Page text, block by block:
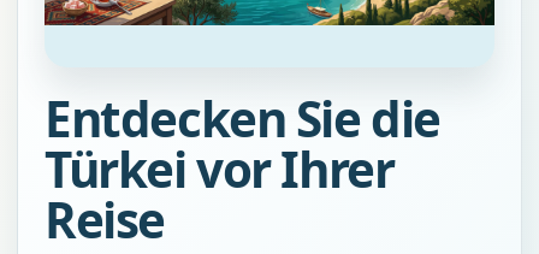
Entdecken Sie die
Türkei vor Ihrer
Reise